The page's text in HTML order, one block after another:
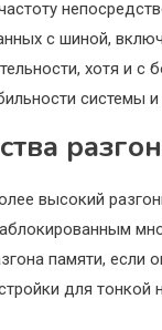
с шиной,
хотя и
системы
высокий
памяти, если
для тонкой